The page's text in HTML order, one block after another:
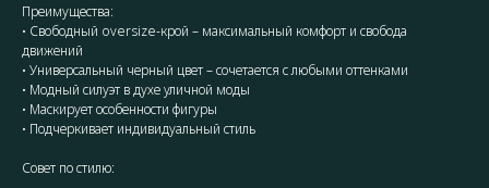
Преимущества:
• Свободный oversize-крой – максимальный комфорт и свобода
движений
• Универсальный черный цвет – сочетается с любыми оттенками
• Модный силуэт в духе уличной моды
• Маскирует особенности фигуры
• Подчеркивает индивидуальный стиль
Совет по стилю: